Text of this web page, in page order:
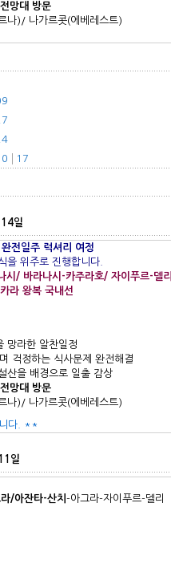
망대 방문
나)/ 나가르콧(에베레스트)
17
14일
전일주 럭셔리 여정
을 위주로 진행합니다.
시/ 바라나시-카주라호/ 자이푸르-델리
라 왕복 국내선
망라한 알찬일정
걱정하는 식사문제 완전해결
산을 배경으로 일출 감상
망대 방문
나)/ 나가르콧(에베레스트)
니다. **
일
/아잔타-산치 -아그라-자이푸르-델리